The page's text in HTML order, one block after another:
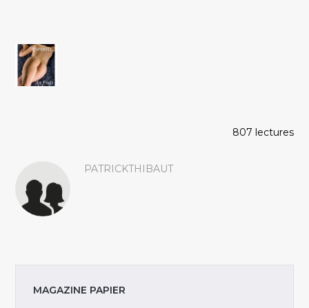
807 lectures
PATRICKTHIBAUT
MAGAZINE PAPIER